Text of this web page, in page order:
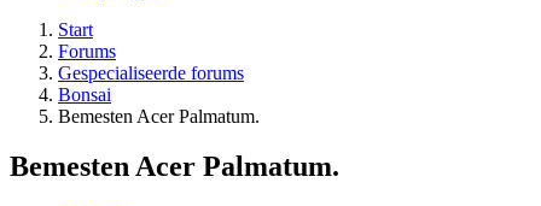
Start
Forums
Gespecialiseerde forums
Bonsai
Bemesten Acer Palmatum.
Bemesten Acer Palmatum.